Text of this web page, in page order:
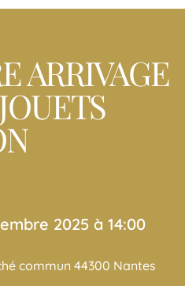
ARRIVAGE
2025 à 14:00
commun 44300 Nantes